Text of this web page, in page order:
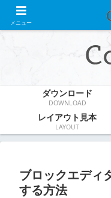
ダウンロード
DOWNLOAD
レイアウト見本
LAYOUT
ブロックエディ
する方法
メニュー